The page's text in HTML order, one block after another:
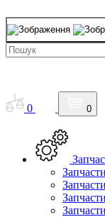
0 0